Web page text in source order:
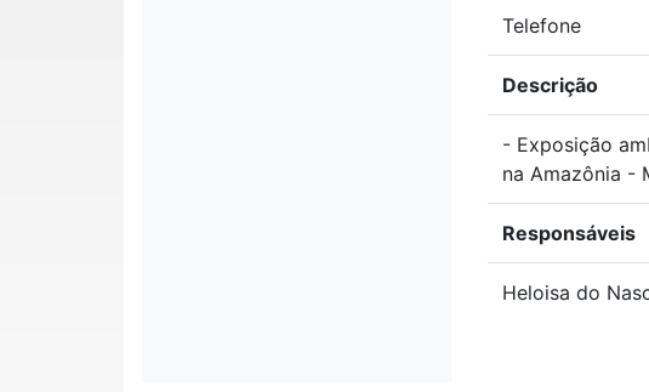
Telefone
Descrição
- Exposição
na Amazônia -
Responsáveis
Heloisa do